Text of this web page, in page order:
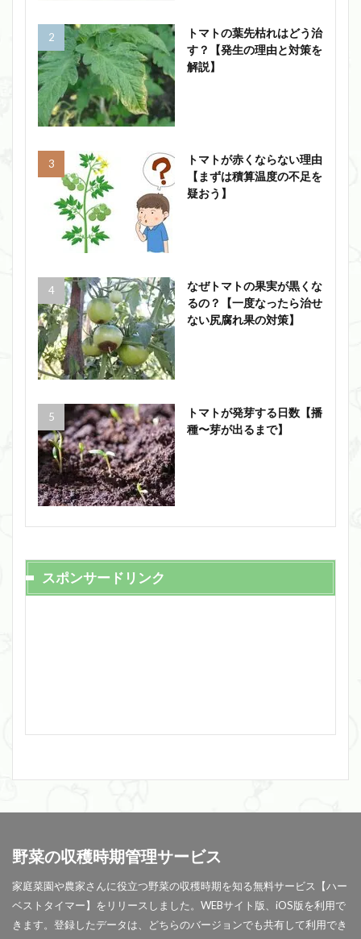
トマトの葉先枯れはどう治
す？【発生の理由と対策を
解説】
トマトが赤くならない理由
【まずは積算温度の不足を
疑おう】
なぜトマトの果実が黒くな
るの？【一度なったら治せ
ない尻腐れ果の対策】
トマトが発芽する日数【播
種〜芽が出るまで】
スポンサードリンク
野菜の収穫時期管理サービス
家庭菜園や農家さんに役立つ野菜の収穫時期を知る無料サービス【ハー
ベストタイマー】をリリースしました。WEBサイト版、iOS版を利用で
きます。登録したデータは、どちらのバージョンでも共有して利用でき